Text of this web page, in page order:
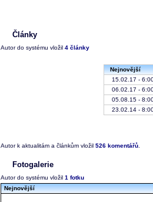
Články
Autor do systému vložil 4 články
Nejnovější
15.02.17 -
06.02.17 -
05.08.15 -
23.02.14 -
Autor k aktualitám a článkům vložil 526 komentářů.
Fotogalerie
Autor do systému vložil 1 fotku
Nejnovější